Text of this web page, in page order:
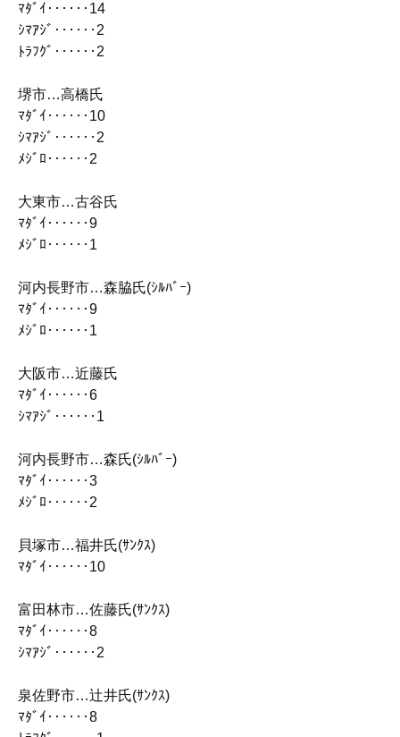
ﾏﾀﾞｲ‥‥‥14
ｼﾏｱｼﾞ‥‥‥2
ﾄﾗﾌｸﾞ‥‥‥2
堺市…高橋氏
ﾏﾀﾞｲ‥‥‥10
ｼﾏｱｼﾞ‥‥‥2
ﾒｼﾞﾛ‥‥‥2
大東市…古谷氏
ﾏﾀﾞｲ‥‥‥9
ﾒｼﾞﾛ‥‥‥1
河内長野市…森脇氏(ｼﾙﾊﾞｰ)
ﾏﾀﾞｲ‥‥‥9
ﾒｼﾞﾛ‥‥‥1
大阪市…近藤氏
ﾏﾀﾞｲ‥‥‥6
ｼﾏｱｼﾞ‥‥‥1
河内長野市…森氏(ｼﾙﾊﾞｰ)
ﾏﾀﾞｲ‥‥‥3
ﾒｼﾞﾛ‥‥‥2
貝塚市…福井氏(ｻﾝｸｽ)
ﾏﾀﾞｲ‥‥‥10
富田林市…佐藤氏(ｻﾝｸｽ)
ﾏﾀﾞｲ‥‥‥8
ｼﾏｱｼﾞ‥‥‥2
泉佐野市…辻井氏(ｻﾝｸｽ)
ﾏﾀﾞｲ‥‥‥8